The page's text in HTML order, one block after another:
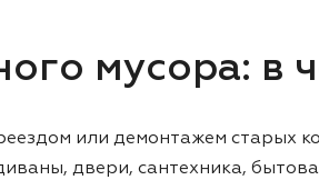
мусора: в
или демонтажем старых
двери, сантехника,